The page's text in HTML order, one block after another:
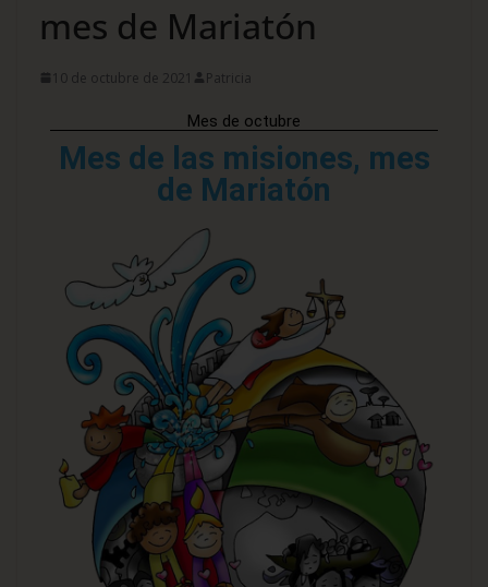
mes de Mariatón
10 de octubre de 2021 Patricia
Mes de octubre
Mes de las misiones, mes
de Mariatón